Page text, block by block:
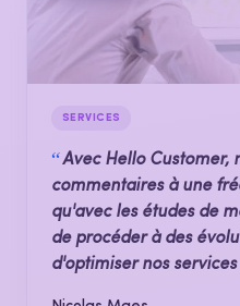
SERVICES
“Avec Hello Customer,
commentaires à une
qu'avec les études de
de procéder à des
d'optimiser nos